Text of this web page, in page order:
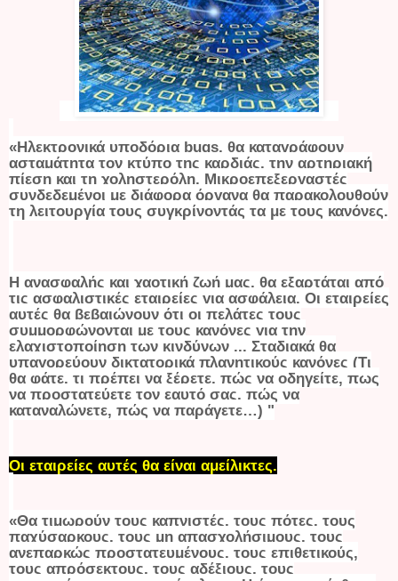
«Ηλεκτρονικά υποδόρια bugs, θα καταγράφουν
ασταμάτητα τον κτύπο της καρδιάς, την αρτηριακή
πίεση και τη χοληστερόλη. Μικροεπεξεργαστές
συνδεδεμένοι με διάφορα όργανα θα παρακολουθούν
τη λειτουργία τους συγκρίνοντάς τα με τους κανόνες.
Η ανασφαλής και χαοτική ζωή μας, θα εξαρτάται από
τις ασφαλιστικές εταιρείες για ασφάλεια. Οι εταιρείες
αυτές θα βεβαιώνουν ότι οι πελάτες τους
συμμορφώνονται με τους κανόνες για την
ελαχιστοποίηση των κινδύνων ... Σταδιακά θα
υπαγορεύουν δικτατορικά πλανητικούς κανόνες (Τι
θα φάτε, τι πρέπει να ξέρετε, πώς να οδηγείτε, πως
να προστατεύετε τον εαυτό σας, πώς να
καταναλώνετε, πώς να παράγετε…) "
Οι εταιρείες αυτές θα είναι αμείλικτες.
«Θα τιμωρούν τους καπνιστές, τους πότες, τους
παχύσαρκους, τους μη απασχολήσιμους, τους
ανεπαρκώς προστατευμένους, τους επιθετικούς,
τους απρόσεκτους, τους αδέξιους, τους